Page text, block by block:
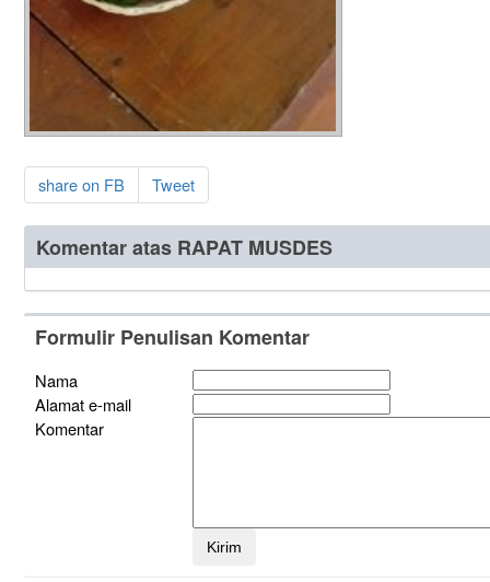
share on FB Tweet
Komentar atas RAPAT MUSDES
Formulir Penulisan Komentar
Nama
Alamat e-mail
Komentar